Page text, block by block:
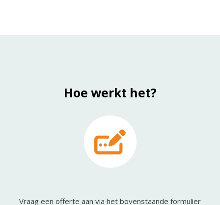
Hoe werkt het?
Vraag een offerte aan via het bovenstaande formulier